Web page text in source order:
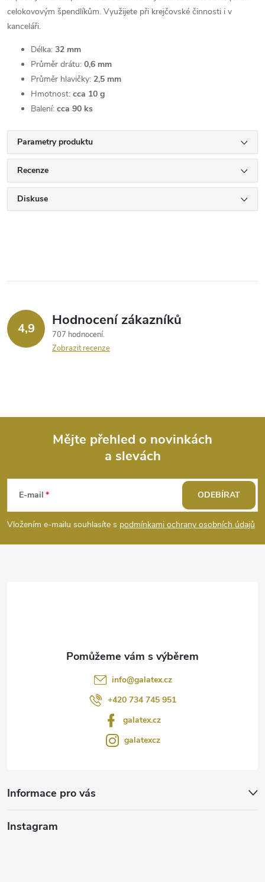
celokovovým špendlíkům. Využijete při krejčovské činnosti i v
kanceláři.
Délka: 32 mm
Průměr drátu: 0,6 mm
Průměr hlavičky: 2,5 mm
Hmotnost: cca 10 g
Balení: cca 90 ks
Parametry produktu
Recenze
Diskuse
4,9 Hodnocení zákazníků
707 hodnocení
Zobrazit recenze
p
a
Mějte přehled o novinkách
a slevách
E-mail
Vložením e-mailu souhlasíte s podmínkami ochrany osobních údajů
ODEBÍRAT
info@galatex.cz
+420 734 745 951
galatex.cz
galatexcz
Informace pro vás
Instagram